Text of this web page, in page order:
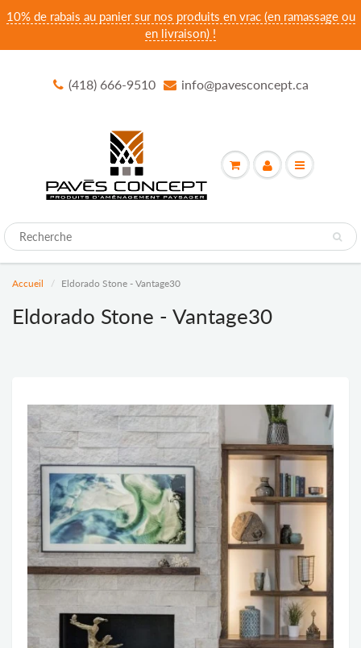
10% de rabais au panier sur nos produits en vrac (en ramassage ou
en livraison) !
(418) 666-9510 info@pavesconcept.ca
Accueil Eldorado Stone - Vantage30
Eldorado Stone - Vantage30